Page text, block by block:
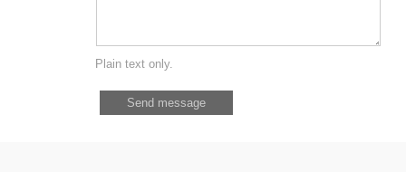
Plain text only.